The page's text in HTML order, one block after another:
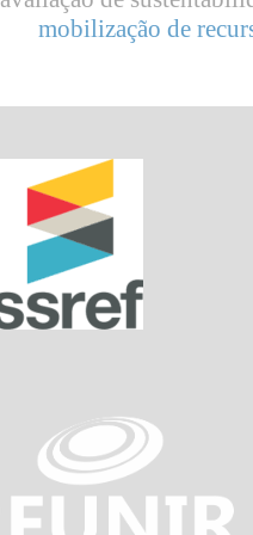
mobilização de